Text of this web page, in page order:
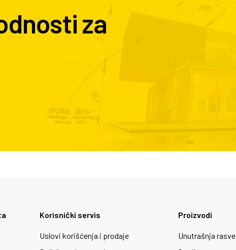
za
Korisnički servis
Uslovi korišćenja i prodaje
Proizvodi
Unutrašnja